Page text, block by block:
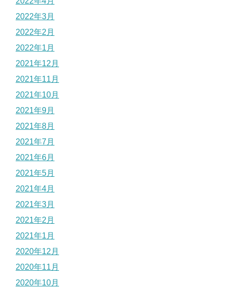
2022年3月
2022年2月
2022年1月
2021年12月
2021年11月
2021年10月
2021年9月
2021年8月
2021年7月
2021年6月
2021年5月
2021年4月
2021年3月
2021年2月
2021年1月
2020年12月
2020年11月
2020年10月